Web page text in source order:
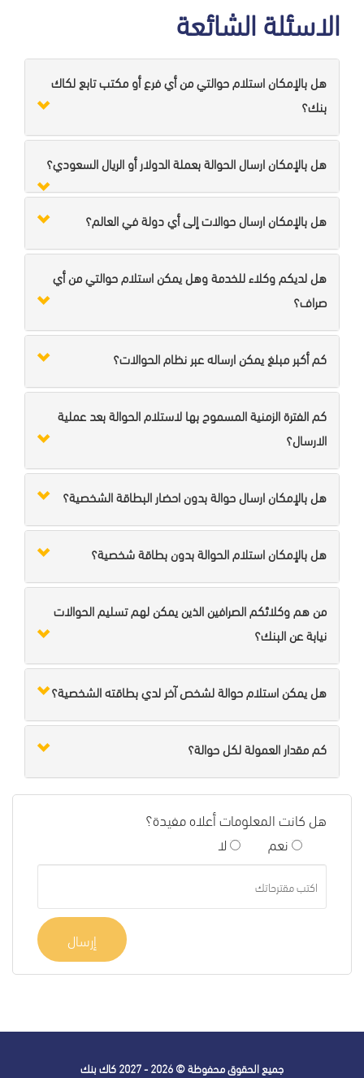
الاسئلة الشائعة
هل بالإمكان استلام حوالتي من أي فرع أو مكتب تابع لكاك
بنك؟
هل بالإمكان ارسال الحوالة بعملة الدولار أو الريال السعودي؟
هل بالإمكان ارسال حوالات إلى أي دولة في العالم؟
هل لديكم وكلاء للخدمة وهل يمكن استلام حوالتي من أي
صراف؟
كم أكبر مبلغ يمكن ارساله عبر نظام الحوالات؟
كم الفترة الزمنية المسموح بها لاستلام الحوالة بعد عملية
الارسال؟
هل بالإمكان ارسال حوالة بدون احضار البطاقة الشخصية؟
هل بالإمكان استلام الحوالة بدون بطاقة شخصية؟
من هم وكلائكم الصرافين الذين يمكن لهم تسليم الحوالات
نيابة عن البنك؟
هل يمكن استلام حوالة لشخص آخر لدي بطاقته الشخصية؟
كم مقدار العمولة لكل حوالة؟
هل كانت المعلومات أعلاه مفيدة؟
نعم
لا
إرسال
جميع الحقوق محفوظة © 2026 - 2027 كاك بنك